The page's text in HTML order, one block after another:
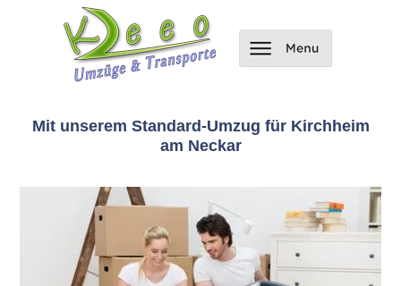
Mit unserem Standard-Umzug für Kirchheim
am Neckar